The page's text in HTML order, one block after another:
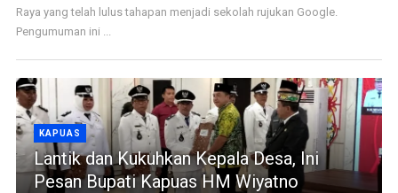
Raya yang telah lulus tahapan menjadi sekolah rujukan Google.
Pengumuman ini ...
KAPUAS
Lantik dan Kukuhkan Kepala Desa, Ini
Pesan Bupati Kapuas HM Wiyatno